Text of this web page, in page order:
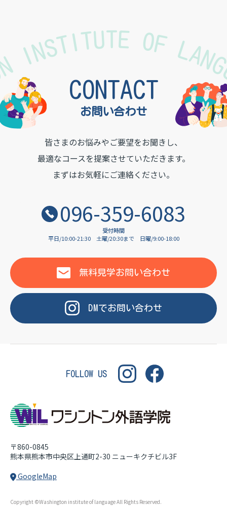
WASHINGTON
INSTITUTE OF
お問い合わせ
CONTACT
皆さまのお悩みやご要望をお聞きし、
最適なコースを提案させていただきます。
まずはお気軽にご連絡ください。
096-359-6083
受付時間
平日/10:00-21:30
土曜/20:30まで 日曜/9:00-18:00
無料見学お問い合わせ
DMでお問い合わせ
FOLLOW US
〒860-0845
熊本県熊本市中央区上通町2-30 ニューキクチビル3F
GoogleMap
Copyright ©Washington institute of language All Rights Reserved.